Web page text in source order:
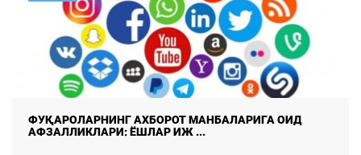
ФУҚАРОЛАРНИНГ АХБОРОТ МАНБАЛАРИГА ОИД
АФЗАЛЛИКЛАРИ: ЁШЛАР ИЖ ...